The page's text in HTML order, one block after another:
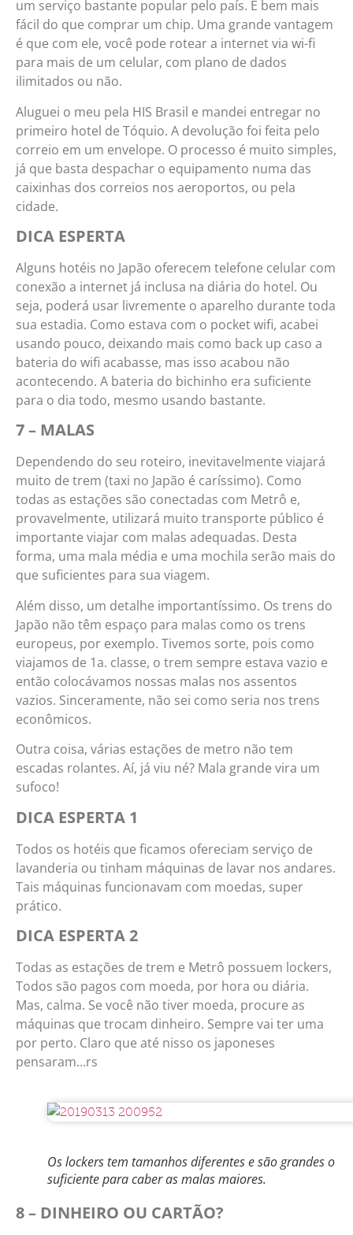
um serviço bastante popular pelo país. É bem mais
fácil do que comprar um chip. Uma grande vantagem
é que com ele, você pode rotear a internet via wi-fi
para mais de um celular, com plano de dados
ilimitados ou não.
Aluguei o meu pela HIS Brasil e mandei entregar no
primeiro hotel de Tóquio. A devolução foi feita pelo
correio em um envelope. O processo é muito simples,
já que basta despachar o equipamento numa das
caixinhas dos correios nos aeroportos, ou pela
cidade.
DICA ESPERTA
Alguns hotéis no Japão oferecem telefone celular com
conexão a internet já inclusa na diária do hotel. Ou
seja, poderá usar livremente o aparelho durante toda
sua estadia. Como estava com o pocket wifi, acabei
usando pouco, deixando mais como back up caso a
bateria do wifi acabasse, mas isso acabou não
acontecendo. A bateria do bichinho era suficiente
para o dia todo, mesmo usando bastante.
7 – MALAS
Dependendo do seu roteiro, inevitavelmente viajará
muito de trem (taxi no Japão é caríssimo). Como
todas as estações são conectadas com Metrô e,
provavelmente, utilizará muito transporte público é
importante viajar com malas adequadas. Desta
forma, uma mala média e uma mochila serão mais do
que suficientes para sua viagem.
Além disso, um detalhe importantíssimo. Os trens do
Japão não têm espaço para malas como os trens
europeus, por exemplo. Tivemos sorte, pois como
viajamos de 1a. classe, o trem sempre estava vazio e
então colocávamos nossas malas nos assentos
vazios. Sinceramente, não sei como seria nos trens
econômicos.
Outra coisa, várias estações de metro não tem
escadas rolantes. Aí, já viu né? Mala grande vira um
sufoco!
DICA ESPERTA 1
Todos os hotéis que ficamos ofereciam serviço de
lavanderia ou tinham máquinas de lavar nos andares.
Tais máquinas funcionavam com moedas, super
prático.
DICA ESPERTA 2
Todas as estações de trem e Metrô possuem lockers,
Todos são pagos com moeda, por hora ou diária.
Mas, calma. Se você não tiver moeda, procure as
máquinas que trocam dinheiro. Sempre vai ter uma
por perto. Claro que até nisso os japoneses
pensaram…rs
Os lockers tem tamanhos diferentes e são grandes o
suficiente para caber as malas maiores.
8 – DINHEIRO OU CARTÃO?